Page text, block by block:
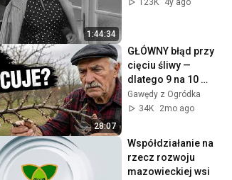
1:44:34
28:07
GŁÓWNY błąd przy
cięciu śliwy —
dlatego 9 na 10
drzew nie owocuje
Gawędy z Ogródka
34K
2mo ago
Współdziałanie na
rzecz rozwoju
mazowieckiej wsi